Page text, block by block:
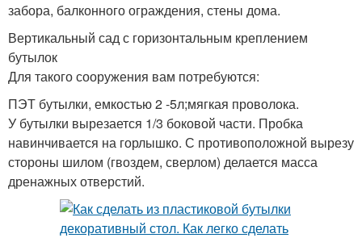
забора, балконного ограждения, стены дома.
Вертикальный сад с горизонтальным креплением
бутылок
Для такого сооружения вам потребуются:
ПЭТ бутылки, емкостью 2 -5л;мягкая проволока.
У бутылки вырезается 1/3 боковой части. Пробка
навинчивается на горлышко. С противоположной вырезу
стороны шилом (гвоздем, сверлом) делается масса
дренажных отверстий.